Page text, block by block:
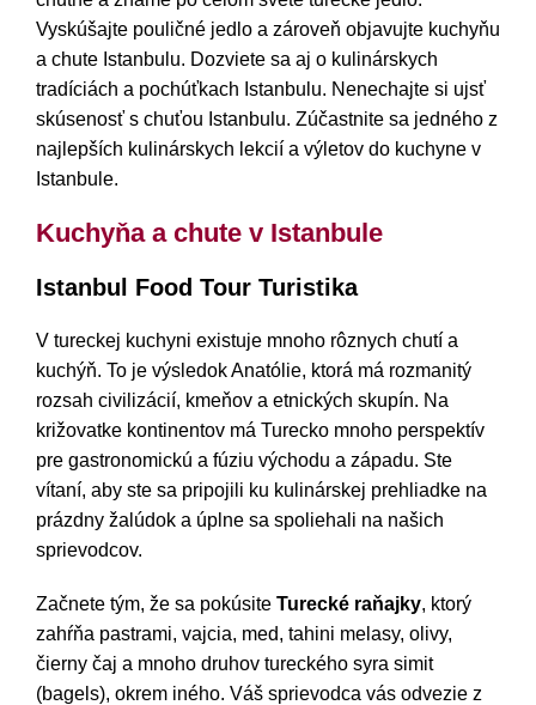
Vyskúšajte pouličné jedlo a zároveň objavujte kuchyňu
a chute Istanbulu. Dozviete sa aj o kulinárskych
tradíciách a pochúťkach Istanbulu. Nenechajte si ujsť
skúsenosť s chuťou Istanbulu. Zúčastnite sa jedného z
najlepších kulinárskych lekcií a výletov do kuchyne v
Istanbule.
Kuchyňa a chute v Istanbule
Istanbul Food Tour Turistika
V tureckej kuchyni existuje mnoho rôznych chutí a
kuchýň. To je výsledok Anatólie, ktorá má rozmanitý
rozsah civilizácií, kmeňov a etnických skupín. Na
križovatke kontinentov má Turecko mnoho perspektív
pre gastronomickú a fúziu východu a západu. Ste
vítaní, aby ste sa pripojili ku kulinárskej prehliadke na
prázdny žalúdok a úplne sa spoliehali na našich
sprievodcov.
Začnete tým, že sa pokúsite Turecké raňajky, ktorý
zahŕňa pastrami, vajcia, med, tahini melasy, olivy,
čierny čaj a mnoho druhov tureckého syra simit
(bagels), okrem iného. Váš sprievodca vás odvezie z